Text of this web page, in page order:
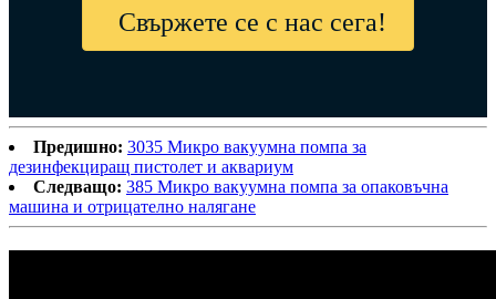
Свържете се с нас сега!
Предишно: 3035 Микро вакуумна помпа за
дезинфекциращ пистолет и аквариум
Следващо: 385 Микро вакуумна помпа за опаковъчна
машина и отрицателно налягане